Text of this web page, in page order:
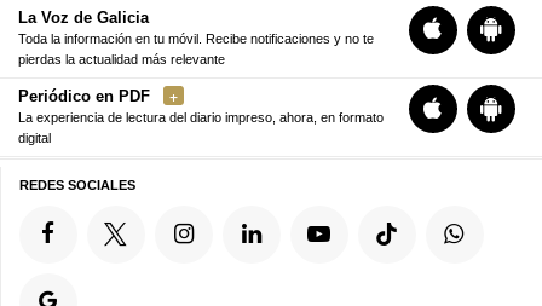
La Voz de Galicia
Toda la información en tu móvil. Recibe notificaciones y no te
pierdas la actualidad más relevante
Periódico en PDF
La experiencia de lectura del diario impreso, ahora, en formato
digital
REDES SOCIALES